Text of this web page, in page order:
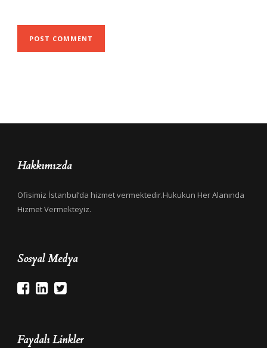
Hakkımızda
Ofisimiz İstanbul’da hizmet vermektedir.Hukukun Her Alanında
Hizmet Vermekteyiz.
Sosyal Medya
Faydalı Linkler